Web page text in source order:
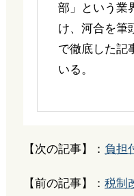
部」という業
け、河合を筆
で徹底した記
いる。
【次の記事】： 負担
【前の記事】： 税制